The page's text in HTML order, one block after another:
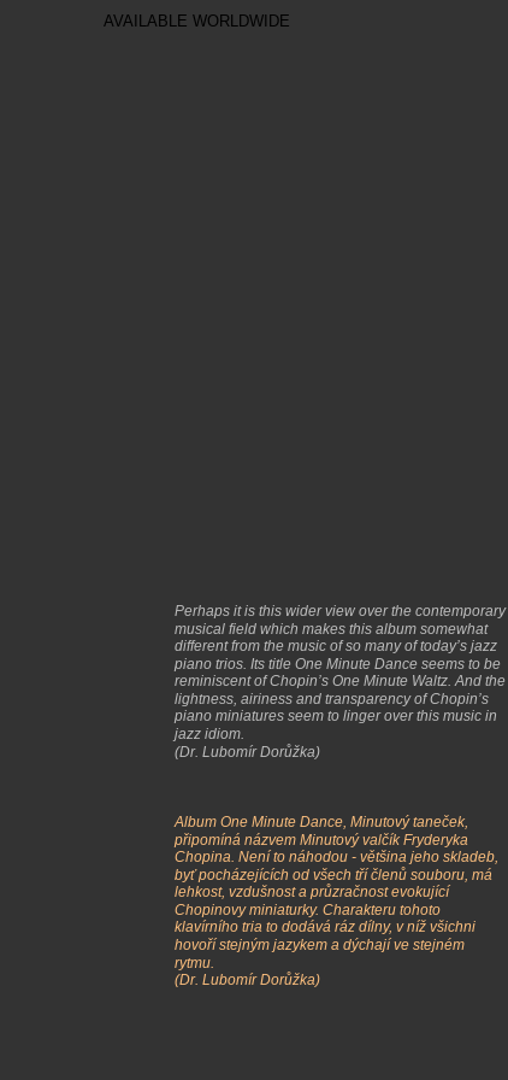
AVAILABLE WORLDWIDE
Perhaps it is this wider view over the contemporary
musical field which makes this album somewhat
different from the music of so many of today’s jazz
piano trios. Its title One Minute Dance seems to be
reminiscent of Chopin’s One Minute Waltz. And the
lightness, airiness and transparency of Chopin’s
piano miniatures seem to linger over this music in
jazz idiom.
(Dr. Lubomír Dorůžka)
Album One Minute Dance, Minutový taneček,
připomíná názvem Minutový valčík Fryderyka
Chopina. Není to náhodou - většina jeho skladeb,
byť pocházejících od všech tří členů souboru, má
lehkost, vzdušnost a průzračnost evokující
Chopinovy miniaturky. Charakteru tohoto
klavírního tria to dodává ráz dílny, v níž všichni
hovoří stejným jazykem a dýchají ve stejném
rytmu.
(Dr. Lubomír Dorůžka)